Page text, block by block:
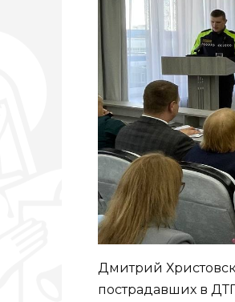
Дмитрий
пострадавших в